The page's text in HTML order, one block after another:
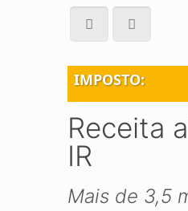
IMPOSTO:
Receita
IR
Mais de 3,5